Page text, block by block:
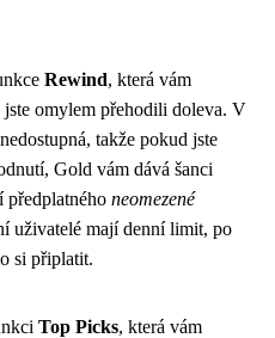
Rewind, která vám
omylem přehodili doleva. V
takže pokud jste
Gold vám dává šanci
předplatného neomezené
uživatelé mají denní limit, po
si připlatit.
Top Picks, která vám